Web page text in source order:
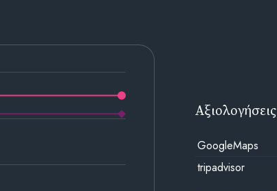
Αξιολογήσεις
GoogleMaps
tripadvisor